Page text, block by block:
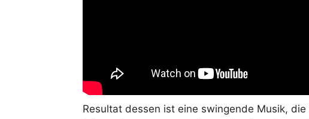
Resultat dessen ist eine swingende Musik,